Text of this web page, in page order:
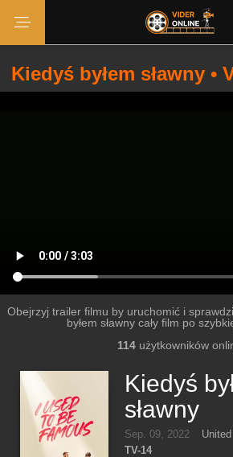
Kiedyś byłem sławny •
Obejrzyj trailer filmu by uruchomić i
byłem sławny cały film po
114 użytkowników
Kiedyś
sławny
Sep. 09, 2022
TV-14